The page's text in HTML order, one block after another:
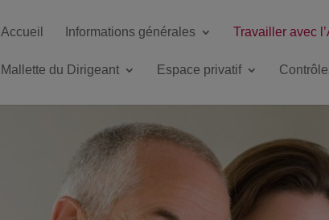
Accueil Informations générales Travailler avec
Mallette du Dirigeant Espace privatif